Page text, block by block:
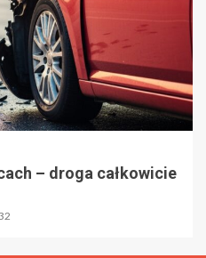
– droga całkowicie